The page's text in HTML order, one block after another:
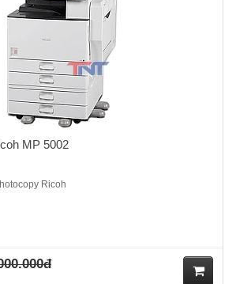
MP 5002
Ricoh
Aficio MP 2001L + DADF+ Duplex (Copy/ Print/
kỹ thuật số, Laser trắng đenChức năng